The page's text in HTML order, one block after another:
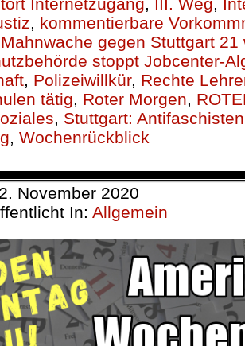
, kommentierbare
Mahnwache gegen Stuttgart 21
stoppt Jobcenter-
, Polizeiwillkür, Rechte
tätig, Roter Morgen,
, Stuttgart:
, Wochenrückblick
November 2020
In: Allgemein